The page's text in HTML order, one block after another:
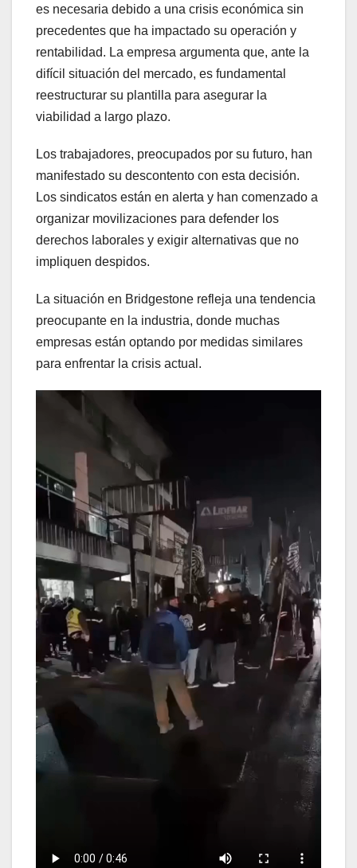
es necesaria debido a una crisis económica sin
precedentes que ha impactado su operación y
rentabilidad. La empresa argumenta que, ante la
difícil situación del mercado, es fundamental
reestructurar su plantilla para asegurar la
viabilidad a largo plazo.
Los trabajadores, preocupados por su futuro, han
manifestado su descontento con esta decisión.
Los sindicatos están en alerta y han comenzado a
organizar movilizaciones para defender los
derechos laborales y exigir alternativas que no
impliquen despidos.
La situación en Bridgestone refleja una tendencia
preocupante en la industria, donde muchas
empresas están optando por medidas similares
para enfrentar la crisis actual.